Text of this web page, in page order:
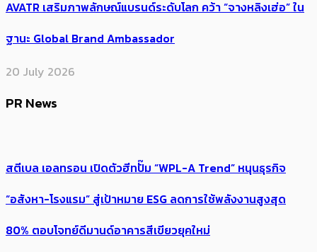
AVATR เสริมภาพลักษณ์แบรนด์ระดับโลก คว้า “จางหลิงเฮ่อ” ใน
ฐานะ Global Brand Ambassador
20 July 2026
PR News
สตีเบล เอลทรอน เปิดตัวฮีทปั๊ม “WPL-A Trend” หนุนธุรกิจ
“อสังหา-โรงแรม” สู่เป้าหมาย ESG ลดการใช้พลังงานสูงสุด
80% ตอบโจทย์ดีมานด์อาคารสีเขียวยุคใหม่